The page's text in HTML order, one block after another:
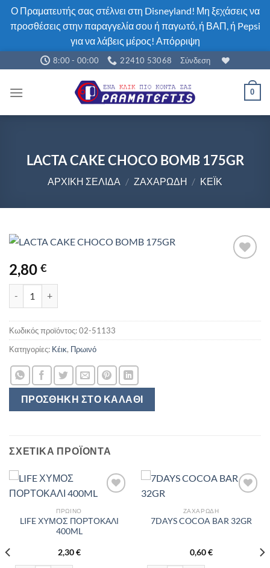
Ο Πραματευτής σας στέλνει στη Disneyland! Μη ξεχάσεις να
προσθέσεις στην παραγγελία σου ή παγωτό, ή ΒΑΠ, ή Pepsi
για να λάβεις μέρος! Απόρριψη
Μετάβαση
στο
περιεχόμενο
8:00 - 00:00 22410 53068 Σύνδεση
0
LACTA CAKE CHOCO BOMB 175GR
ΑΡΧΙΚΉ ΣΕΛΊΔΑ / ΖΑΧΑΡΏΔΗ / ΚΈΙΚ
2,80 €
ΠΡΟΣΘΉΚΗ ΣΤΟ ΚΑΛΆΘΙ
Κωδικός προϊόντος:02-51133
Κατηγορίες: Κέικ, Πρωινό
ΣΧΕΤΙΚΆ ΠΡΟΪΌΝΤΑ
ΠΡΩΙΝΌ
LIFE ΧΥΜΟΣ ΠΟΡΤΟΚΑΛΙ
400ML
2,30€
ΖΑΧΑΡΏΔΗ
7DAYS COCOA BAR 32GR
0,60€